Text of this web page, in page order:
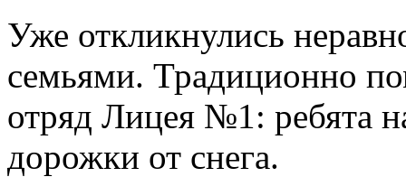
Уже откликнулись
семьями. Традиционно
отряд Лицея №1: ребята
дорожки от снега.